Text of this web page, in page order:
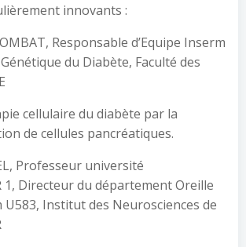
innovants :
Responsable d’Equipe Inserm
du Diabète, Faculté des
cellulaire du diabète par la
de cellules pancréatiques.
Professeur université
1, Directeur du département Oreille
Institut des Neurosciences de